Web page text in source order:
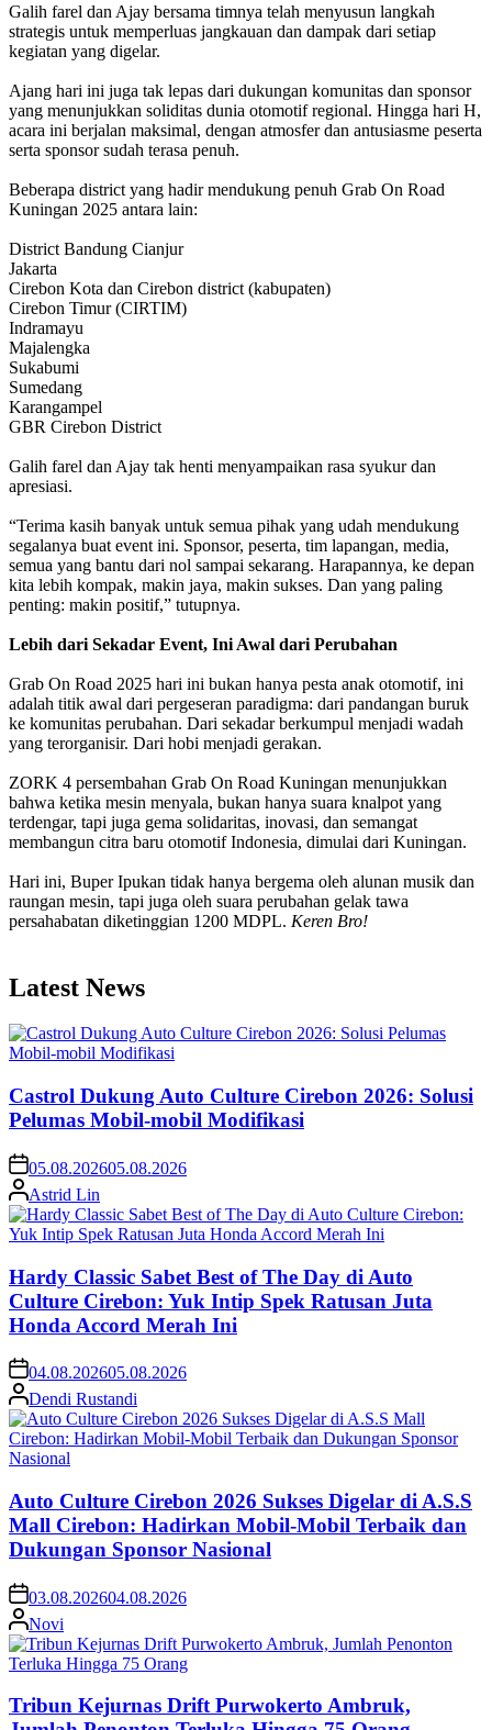
Galih farel dan Ajay bersama timnya telah menyusun langkah
strategis untuk memperluas jangkauan dan dampak dari setiap
kegiatan yang digelar.
Ajang hari ini juga tak lepas dari dukungan komunitas dan sponsor
yang menunjukkan soliditas dunia otomotif regional. Hingga hari H,
acara ini berjalan maksimal, dengan atmosfer dan antusiasme peserta
serta sponsor sudah terasa penuh.
Beberapa district yang hadir mendukung penuh Grab On Road
Kuningan 2025 antara lain:
District Bandung Cianjur
Jakarta
Cirebon Kota dan Cirebon district (kabupaten)
Cirebon Timur (CIRTIM)
Indramayu
Majalengka
Sukabumi
Sumedang
Karangampel
GBR Cirebon District
Galih farel dan Ajay tak henti menyampaikan rasa syukur dan
apresiasi.
“Terima kasih banyak untuk semua pihak yang udah mendukung
segalanya buat event ini. Sponsor, peserta, tim lapangan, media,
semua yang bantu dari nol sampai sekarang. Harapannya, ke depan
kita lebih kompak, makin jaya, makin sukses. Dan yang paling
penting: makin positif,” tutupnya.
Lebih dari Sekadar Event, Ini Awal dari Perubahan
Grab On Road 2025 hari ini bukan hanya pesta anak otomotif, ini
adalah titik awal dari pergeseran paradigma: dari pandangan buruk
ke komunitas perubahan. Dari sekadar berkumpul menjadi wadah
yang terorganisir. Dari hobi menjadi gerakan.
ZORK 4 persembahan Grab On Road Kuningan menunjukkan
bahwa ketika mesin menyala, bukan hanya suara knalpot yang
terdengar, tapi juga gema solidaritas, inovasi, dan semangat
membangun citra baru otomotif Indonesia, dimulai dari Kuningan.
Hari ini, Buper Ipukan tidak hanya bergema oleh alunan musik dan
raungan mesin, tapi juga oleh suara perubahan gelak tawa
persahabatan diketinggian 1200 MDPL. Keren Bro!
Latest News
Castrol Dukung Auto Culture Cirebon 2026: Solusi
Pelumas Mobil-mobil Modifikasi
05.08.202605.08.2026
Astrid Lin
Hardy Classic Sabet Best of The Day di Auto
Culture Cirebon: Yuk Intip Spek Ratusan Juta
Honda Accord Merah Ini
04.08.202605.08.2026
Dendi Rustandi
Auto Culture Cirebon 2026 Sukses Digelar di A.S.S
Mall Cirebon: Hadirkan Mobil-Mobil Terbaik dan
Dukungan Sponsor Nasional
03.08.202604.08.2026
Novi
Tribun Kejurnas Drift Purwokerto Ambruk,